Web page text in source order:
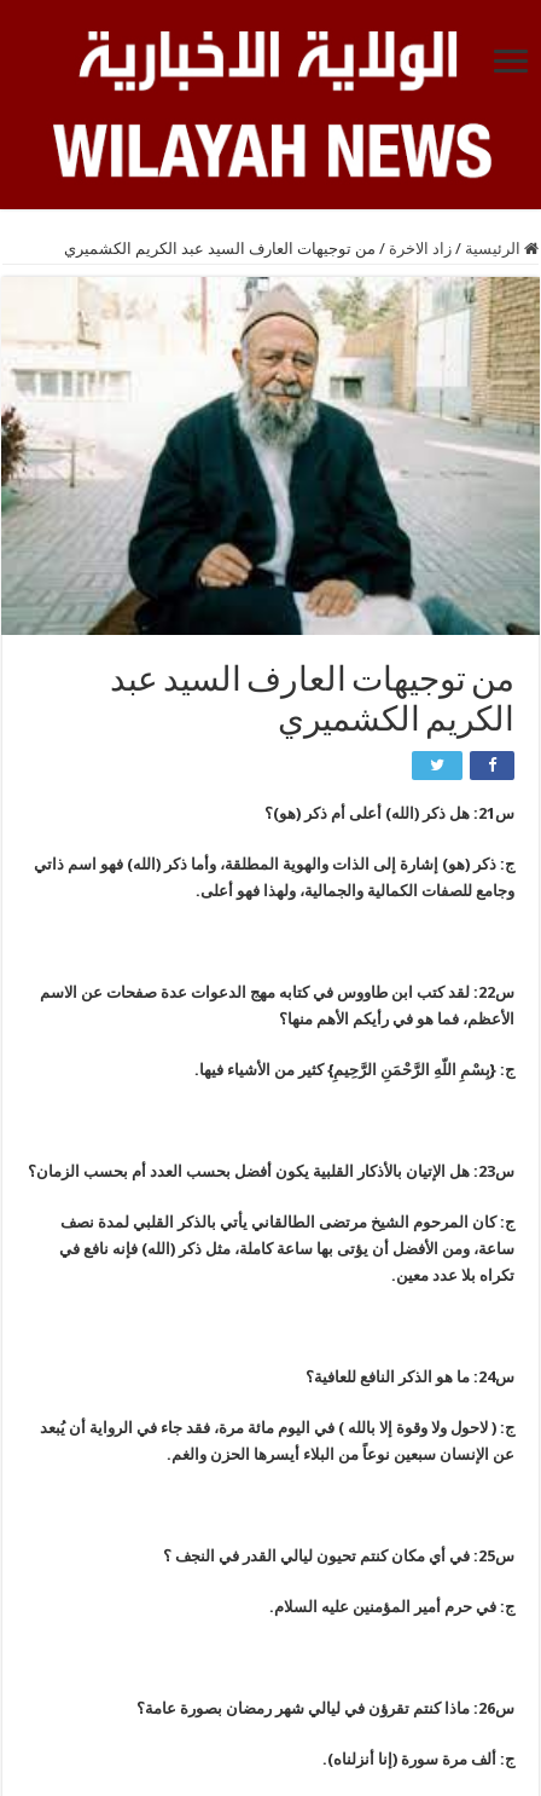
الرئيسية / زاد الاخرة / من توجيهات العارف السيد عبد الكريم الكشميري
من توجيهات العارف السيد عبد
الكريم الكشميري
س21: هل ذكر (الله) أعلى أم ذكر (هو)؟
ج: ذكر (هو) إشارة إلى الذات والهوية المطلقة، وأما ذكر (الله) فهو اسم ذاتي
وجامع للصفات الكمالية والجمالية، ولهذا فهو أعلى.
س22: لقد كتب ابن طاووس في كتابه مهج الدعوات عدة صفحات عن الاسم
الأعظم، فما هو في رأيكم الأهم منها؟
ج: {بِسْمِ اللّهِ الرَّحْمَنِ الرَّحِيمِ} كثير من الأشياء فيها.
س23: هل الإتيان بالأذكار القلبية يكون أفضل بحسب العدد أم بحسب الزمان؟
ج: كان المرحوم الشيخ مرتضى الطالقاني يأتي بالذكر القلبي لمدة نصف
ساعة، ومن الأفضل أن يؤتى بها ساعة كاملة، مثل ذكر (الله) فإنه نافع في
تكراه بلا عدد معين.
س24: ما هو الذكر النافع للعافية؟
ج: ( لاحول ولا وقوة إلا بالله ) في اليوم مائة مرة، فقد جاء في الرواية أن يُبعد
عن الإنسان سبعين نوعاً من البلاء أيسرها الحزن والغم.
س25: في أي مكان كنتم تحيون ليالي القدر في النجف ؟
ج: في حرم أمير المؤمنين عليه السلام.
س26: ماذا كنتم تقرؤن في ليالي شهر رمضان بصورة عامة؟
ج: ألف مرة سورة (إنا أنزلناه).